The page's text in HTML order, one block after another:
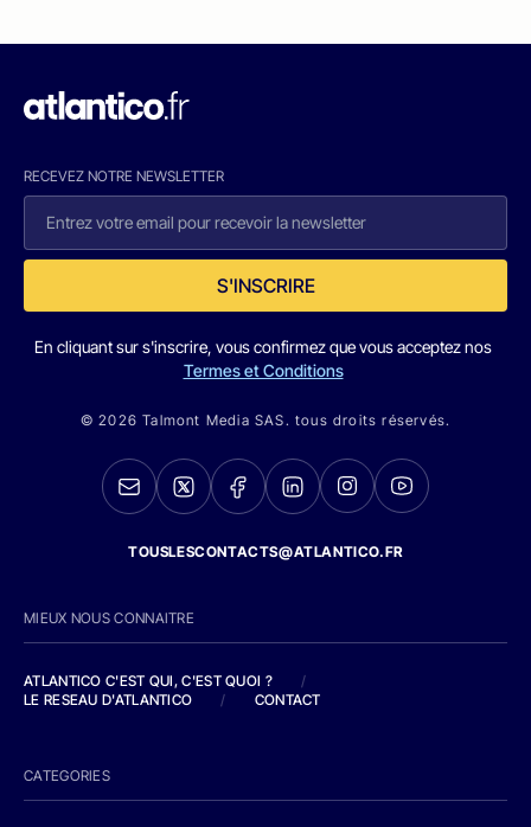
RECEVEZ NOTRE NEWSLETTER
S'INSCRIRE
En cliquant sur s'inscrire, vous confirmez que vous acceptez nos
Termes et Conditions
© 2026 Talmont Media SAS. tous droits réservés.
TOUSLESCONTACTS@ATLANTICO.FR
MIEUX NOUS CONNAITRE
ATLANTICO C'EST QUI, C'EST QUOI ?
/
LE RESEAU D'ATLANTICO
/ CONTACT
CATEGORIES